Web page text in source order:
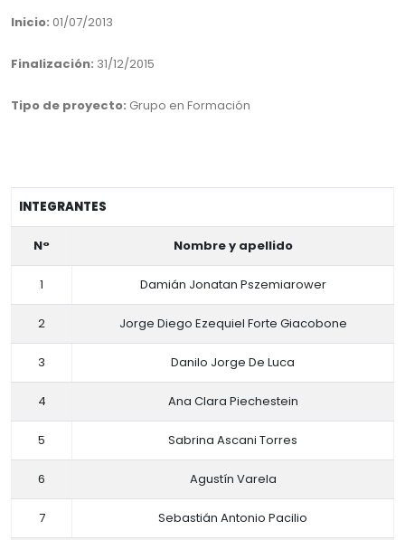
Inicio: 01/07/2013
Finalización: 31/12/2015
Tipo de proyecto: Grupo en Formación
INTEGRANTES
N° Nombre y apellido
1 Damián Jonatan Pszemiarower
2 Jorge Diego Ezequiel Forte Giacobone
3 Danilo Jorge De Luca
4 Ana Clara Piechestein
5 Sabrina Ascani Torres
6 Agustín Varela
7 Sebastián Antonio Pacilio